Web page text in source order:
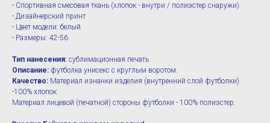
- Спортивная смесовая ткань (хлопок - внутри / полиэстер снаружи).
- Дизайнерский принт
- Цвет модели: белый
- Размеры: 42-56
Тип нанесения: сублимационная печать
Описание: футболка унисекс с круглым воротом.
Качество: Материал изнанки изделия (внутренний слой футболки)
-100% хлопок
Материал лицевой (печатной) стороны футболки - 100% полиэстер.